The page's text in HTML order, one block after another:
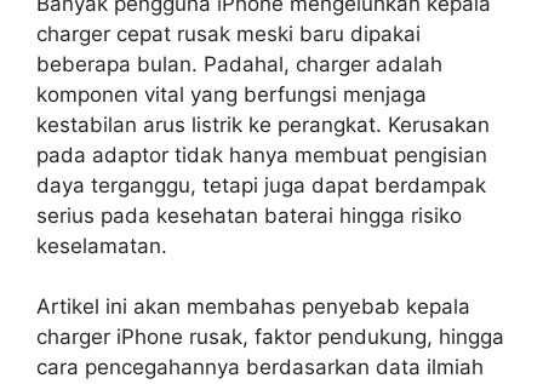
charger cepat rusak meski baru dipakai
beberapa bulan. Padahal, charger adalah
komponen vital yang berfungsi menjaga
kestabilan arus listrik ke perangkat. Kerusakan
pada adaptor tidak hanya membuat pengisian
daya terganggu, tetapi juga dapat berdampak
serius pada kesehatan baterai hingga risiko
keselamatan.
Artikel ini akan membahas penyebab kepala
charger iPhone rusak, faktor pendukung, hingga
cara pencegahannya berdasarkan data ilmiah